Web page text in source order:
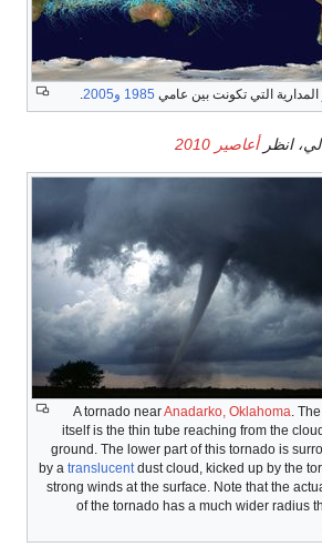
المدارية التي تكونت بين عامي 1985 و2005 .
انظرأعاصير 2010
A tornado nearAnadarko, Oklahoma.
itself is the thin tube reaching from the
ground. The lower part of this tornado is
by a translucentdust cloud, kicked up by the
strong winds at the surface. Note that the
of the tornado has a much wider radius